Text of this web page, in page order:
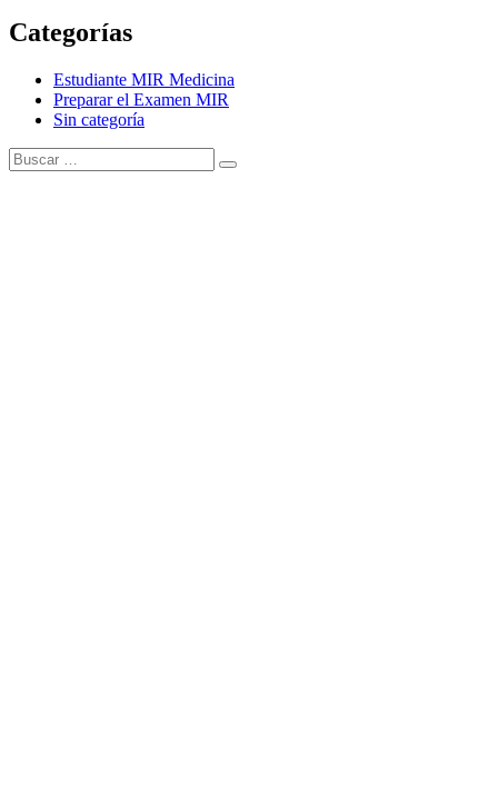
Categorías
Estudiante MIR Medicina
Preparar el Examen MIR
Sin categoría
Buscar:
Buscar